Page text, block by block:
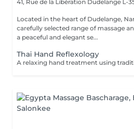
41, Rue de la Libération Dudelange L-
Located in the heart of Dudelange,
carefully selected range of massage
a peaceful and elegant se...
Thai Hand Reflexology